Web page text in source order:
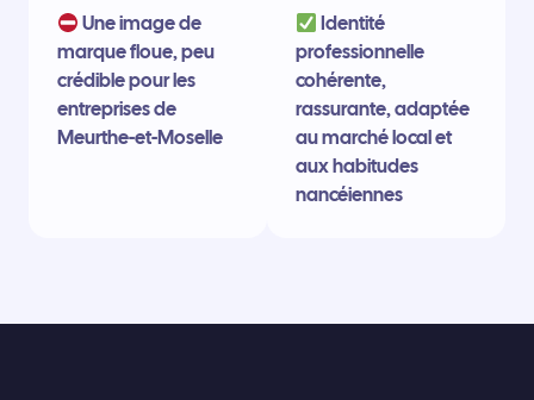
Une image de
marque floue, peu
crédible pour les
entreprises de
Meurthe-et-Moselle
Identité
professionnelle
cohérente,
rassurante, adaptée
au marché local et
aux habitudes
nancéiennes